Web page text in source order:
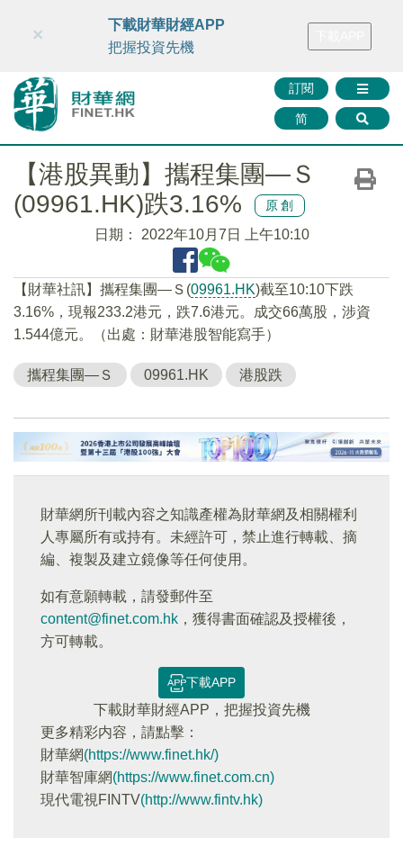
財華智庫網 FINTV FINMETA 財華證券 媒體矩陣
訂閱
简
×
下載財華財經APP
把握投資先機
【港股異動】攜程集團—Ｓ
(09961.HK)跌3.16%
原創
日期： 2022年10月7日 上午10:10
【財華社訊】攜程集團—Ｓ(09961.HK)截至10:10下跌
3.16%，現報233.2港元，跌7.6港元。成交66萬股，涉資
1.544億元。（出處：財華港股智能寫手）
攜程集團—Ｓ 09961.HK 港股跌
財華網所刊載內容之知識產權為財華網及相關權利
人專屬所有或持有。未經許可，禁止進行轉載、摘
編、複製及建立鏡像等任何使用。
如有意願轉載，請發郵件至
content@finet.com.hk ，獲得書面確認及授權後，
方可轉載。
下載APP
下載財華財經APP，把握投資先機
更多精彩内容，請點擊：
財華網(https://www.finet.hk/)
財華智庫網(https://www.finet.com.cn)
現代電視FINTV(http://www.fintv.hk)